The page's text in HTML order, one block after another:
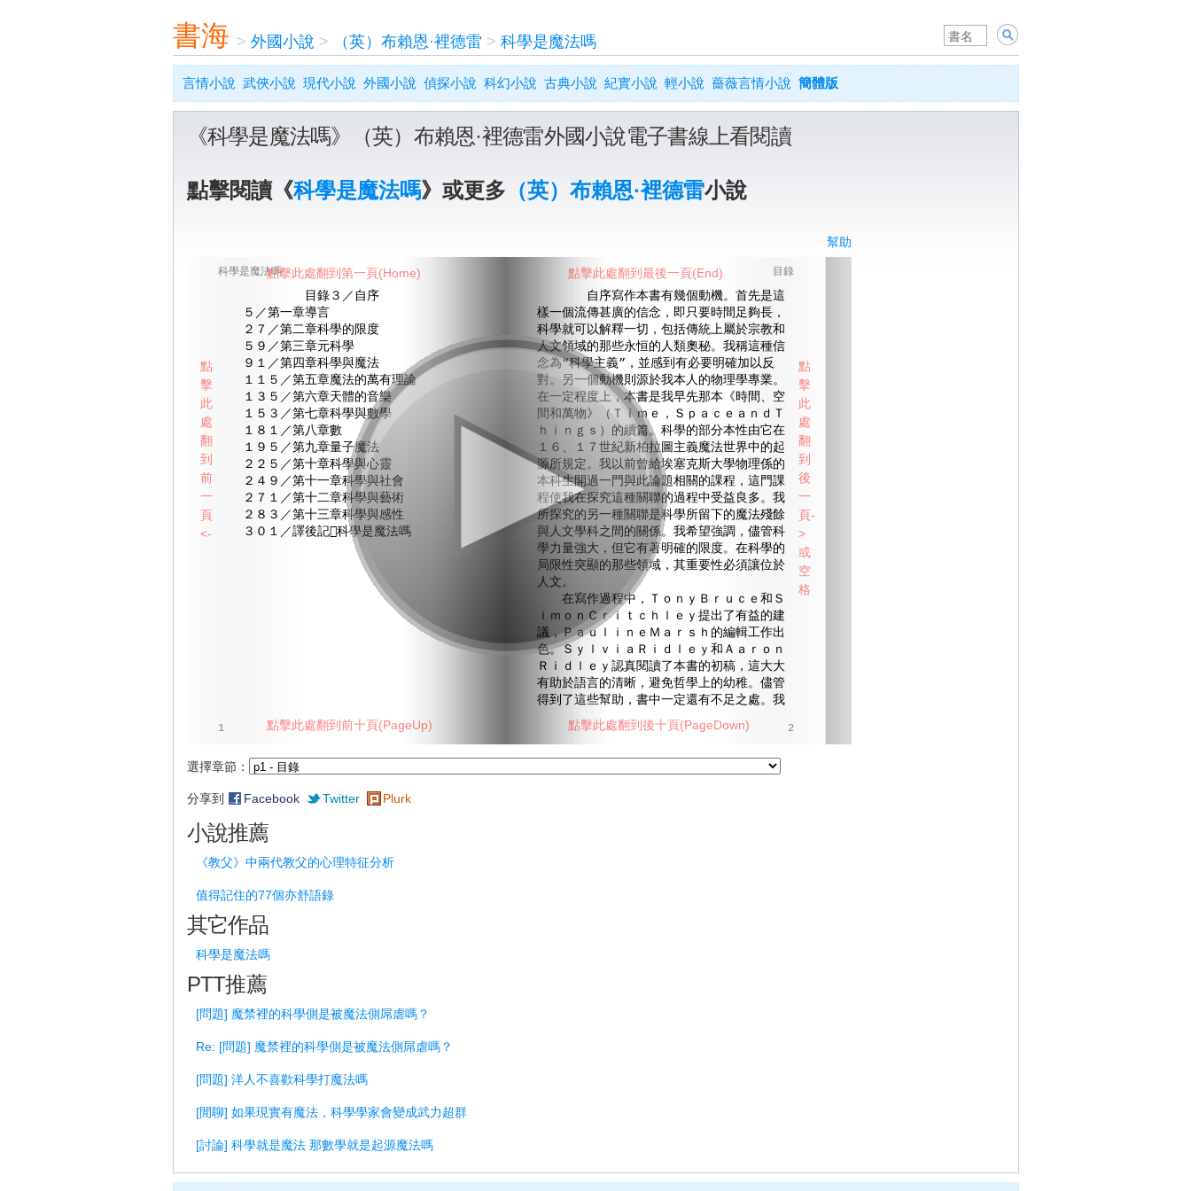
書海 > 外國小說 > （英）布賴恩·裡德雷 > 科學是魔法嗎
言情小說 武俠小說 現代小說 外國小說 偵探小說 科幻小說 古典小說 紀實小說 輕小說 薔薇言情小說 簡體版
《科學是魔法嗎》（英）布賴恩·裡德雷外國小說電子書線上看閱讀
點擊閱讀《科學是魔法嗎》或更多 （英）布賴恩·裡德雷小說
幫助
科學是魔法嗎 目錄
目錄３／自序
５／第一章導言
２７／第二章科學的限度
５９／第三章元科學
９１／第四章科學與魔法
１１５／第五章魔法的萬有理論
１３５／第六章天體的音樂
１５３／第七章科學與數學
１８１／第八章數
１９５／第九章量子魔法
２２５／第十章科學與心靈
２４９／第十一章科學與社會
２７１／第十二章科學與藝術
２８３／第十三章科學與感性
３０１／譯後記科學是魔法嗎
自序寫作本書有幾個動機。首先是這
樣一個流傳甚廣的信念，即只要時間足夠長，
科學就可以解釋一切，包括傳統上屬於宗教和
人文領域的那些永恒的人類奧秘。我稱這種信
念為“科學主義”，並感到有必要明確加以反
對。另一個動機則源於我本人的物理學專業。
在一定程度上，本書是我早先那本《時間、空
間和萬物》（Ｔｉｍｅ，ＳｐａｃｅａｎｄＴ
ｈｉｎｇｓ）的續篇。科學的部分本性由它在
１６、１７世紀新柏拉圖主義魔法世界中的起
源所規定。我以前曾給埃塞克斯大學物理係的
本科生開過一門與此論題相關的課程，這門課
程使我在探究這種關聯的過程中受益良多。我
所探究的另一種關聯是科學所留下的魔法殘餘
與人文學科之間的關係。我希望強調，儘管科
學力量強大，但它有著明確的限度。在科學的
局限性突顯的那些領域，其重要性必須讓位於
人文。
在寫作過程中，ＴｏｎｙＢｒｕｃｅ和Ｓ
ｉｍｏｎＣｒｉｔｃｈｌｅｙ提出了有益的建
議，ＰａｕｌｉｎｅＭａｒｓｈ的編輯工作出
色。ＳｙｌｖｉａＲｉｄｌｅｙ和Ａａｒｏｎ
Ｒｉｄｌｅｙ認真閱讀了本書的初稿，這大大
有助於語言的清晰，避免哲學上的幼稚。儘管
得到了這些幫助，書中一定還有不足之處。我
1 2
選擇章節：
分享到 Facebook Twitter Plurk
點擊此處翻到第一頁(Home) 點擊此處翻到最後一頁(End)
點擊此處翻到前十頁(PageUp) 點擊此處翻到後十頁(PageDown)
點
擊
此
處
翻
到
前
一
頁
<-
點
擊
此
處
翻
到
後
一
頁-
>
或
空
格
小說推薦
《教父》中兩代教父的心理特征分析
值得記住的77個亦舒語錄
其它作品
科學是魔法嗎
PTT推薦
[問題] 魔禁裡的科學側是被魔法側屌虐嗎？
Re: [問題] 魔禁裡的科學側是被魔法側屌虐嗎？
[問題] 洋人不喜歡科學打魔法嗎
[閒聊] 如果現實有魔法，科學學家會變成武力超群
[討論] 科學就是魔法 那數學就是起源魔法嗎